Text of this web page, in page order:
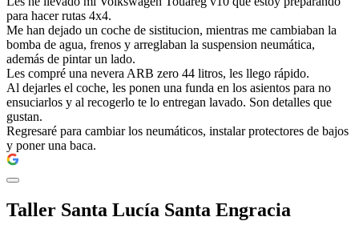
para hacer rutas 4x4.
Me han dejado un coche de sistitucion, mientras me cambiaban la
bomba de agua, frenos y arreglaban la suspension neumática,
además de pintar un lado.
Les compré una nevera ARB zero 44 litros, les llego rápido.
Al dejarles el coche, les ponen una funda en los asientos para no
ensuciarlos y al recogerlo te lo entregan lavado. Son detalles que
gustan.
Regresaré para cambiar los neumáticos, instalar protectores de bajos
y poner una baca.
Taller Santa Lucía Santa Engracia